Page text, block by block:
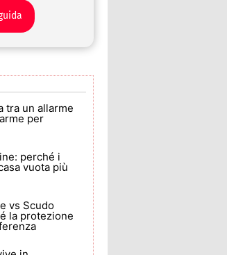
tra un allarme
per
perché i
vuota più
vs Scudo
la protezione